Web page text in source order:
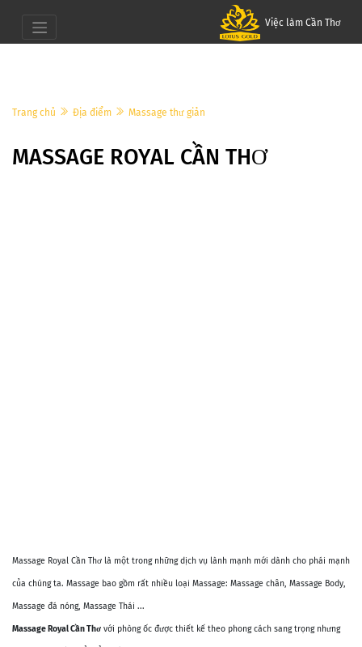
Việc làm Cần Thơ
Trang chủ Địa điểm Massage thư giản
MASSAGE ROYAL CẦN THƠ
Massage Royal Cần Thơ là một trong những dịch vụ lành mạnh mới dành cho phái mạnh
của chúng ta. Massage bao gồm rất nhiều loại Massage: Massage chân, Massage Body,
Massage đá nóng, Massage Thái ...
Massage Royal Cần Thơ với phòng ốc được thiết kế theo phong cách sang trọng nhưng